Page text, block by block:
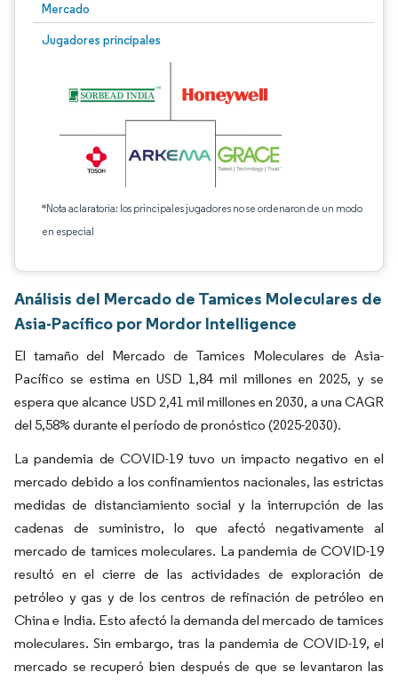
Mercado
Jugadores principales
*Nota aclaratoria: los principales jugadores no se ordenaron de un modo
en especial
Análisis del Mercado de Tamices Moleculares de
Asia-Pacífico por Mordor Intelligence
El tamaño del Mercado de Tamices Moleculares de Asia-
Pacífico se estima en USD 1,84 mil millones en 2025, y se
espera que alcance USD 2,41 mil millones en 2030, a una CAGR
del 5,58% durante el período de pronóstico (2025-2030).
La pandemia de COVID-19 tuvo un impacto negativo en el
mercado debido a los confinamientos nacionales, las estrictas
medidas de distanciamiento social y la interrupción de las
cadenas de suministro, lo que afectó negativamente al
mercado de tamices moleculares. La pandemia de COVID-19
resultó en el cierre de las actividades de exploración de
petróleo y gas y de los centros de refinación de petróleo en
China e India. Esto afectó la demanda del mercado de tamices
moleculares. Sin embargo, tras la pandemia de COVID-19, el
mercado se recuperó bien después de que se levantaron las